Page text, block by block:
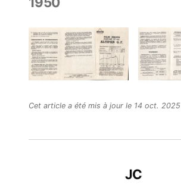
Cet article a été mis à jour le 14 oct. 2025
JC